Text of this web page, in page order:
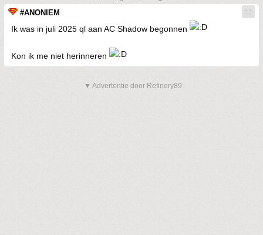
#ANONIEM
Ik was in juli 2025 ql aan AC Shadow begonnen
Kon ik me niet herinneren
▼ Advertentie door Refinery89